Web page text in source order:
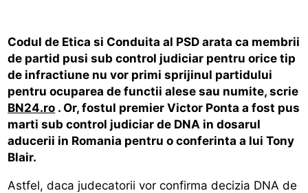
Codul de Etica si Conduita al PSD arata ca membrii
de partid pusi sub control judiciar pentru orice tip
de infractiune nu vor primi sprijinul partidului
pentru ocuparea de functii alese sau numite, scrie
BN24.ro . Or, fostul premier Victor Ponta a fost pus
marti sub control judiciar de DNA in dosarul
aducerii in Romania pentru o conferinta a lui Tony
Blair.
Astfel, daca judecatorii vor confirma decizia DNA de